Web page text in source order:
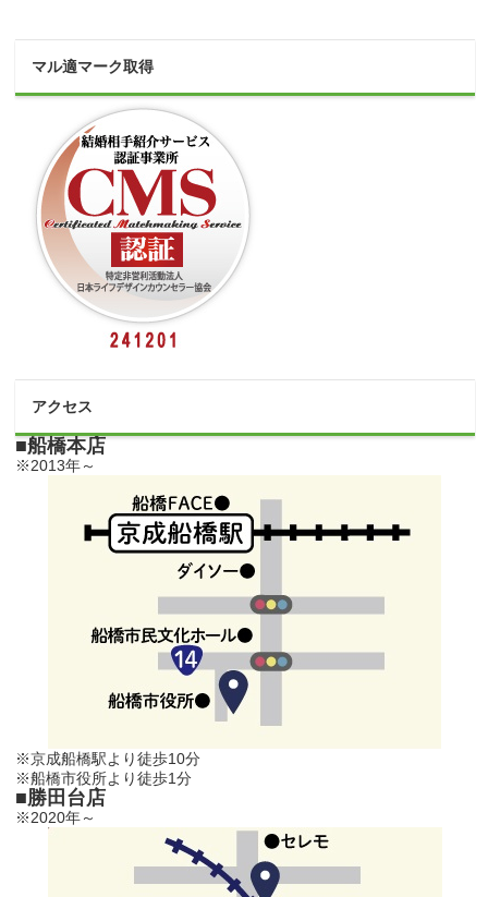
マル適マーク取得
アクセス
■船橋本店
※2013年～
※京成船橋駅より徒歩10分
※船橋市役所より徒歩1分
■勝田台店
※2020年～